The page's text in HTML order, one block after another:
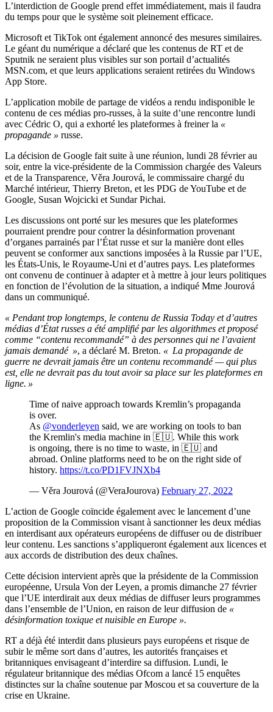
L’interdiction de Google prend effet immédiatement, mais il faudra
du temps pour que le système soit pleinement efficace.
Microsoft et TikTok ont également annoncé des mesures similaires.
Le géant du numérique a déclaré que les contenus de RT et de
Sputnik ne seraient plus visibles sur son portail d’actualités
MSN.com, et que leurs applications seraient retirées du Windows
App Store.
L’application mobile de partage de vidéos a rendu indisponible le
contenu de ces médias pro-russes, à la suite d’une rencontre lundi
avec Cédric O, qui a exhorté les plateformes à freiner la «
propagande » russe.
La décision de Google fait suite à une réunion, lundi 28 février au
soir, entre la vice-présidente de la Commission chargée des Valeurs
et de la Transparence, Věra Jourová, le commissaire chargé du
Marché intérieur, Thierry Breton, et les PDG de YouTube et de
Google, Susan Wojcicki et Sundar Pichai.
Les discussions ont porté sur les mesures que les plateformes
pourraient prendre pour contrer la désinformation provenant
d’organes parrainés par l’État russe et sur la manière dont elles
peuvent se conformer aux sanctions imposées à la Russie par l’UE,
les États-Unis, le Royaume-Uni et d’autres pays. Les plateformes
ont convenu de continuer à adapter et à mettre à jour leurs politiques
en fonction de l’évolution de la situation, a indiqué Mme Jourová
dans un communiqué.
« Pendant trop longtemps, le contenu de Russia Today et d’autres
médias d’État russes a été amplifié par les algorithmes et proposé
comme “contenu recommandé” à des personnes qui ne l’avaient
jamais demandé », a déclaré M. Breton. « La propagande de
guerre ne devrait jamais être un contenu recommandé — qui plus
est, elle ne devrait pas du tout avoir sa place sur les plateformes en
ligne. »
Time of naive approach towards Kremlin’s propaganda
is over.
As @vonderleyen said, we are working on tools to ban
the Kremlin's media machine in 🇪🇺. While this work
is ongoing, there is no time to waste, in 🇪🇺 and
abroad. Online platforms need to be on the right side of
history. https://t.co/PD1FVJNXb4
— Věra Jourová (@VeraJourova) February 27, 2022
L’action de Google coïncide également avec le lancement d’une
proposition de la Commission visant à sanctionner les deux médias
en interdisant aux opérateurs européens de diffuser ou de distribuer
leur contenu. Les sanctions s’appliqueront également aux licences et
aux accords de distribution des deux chaînes.
Cette décision intervient après que la présidente de la Commission
européenne, Ursula Von der Leyen, a promis dimanche 27 février
que l’UE interdirait aux deux médias de diffuser leurs programmes
dans l’ensemble de l’Union, en raison de leur diffusion de «
désinformation toxique et nuisible en Europe ».
RT a déjà été interdit dans plusieurs pays européens et risque de
subir le même sort dans d’autres, les autorités françaises et
britanniques envisageant d’interdire sa diffusion. Lundi, le
régulateur britannique des médias Ofcom a lancé 15 enquêtes
distinctes sur la chaîne soutenue par Moscou et sa couverture de la
crise en Ukraine.